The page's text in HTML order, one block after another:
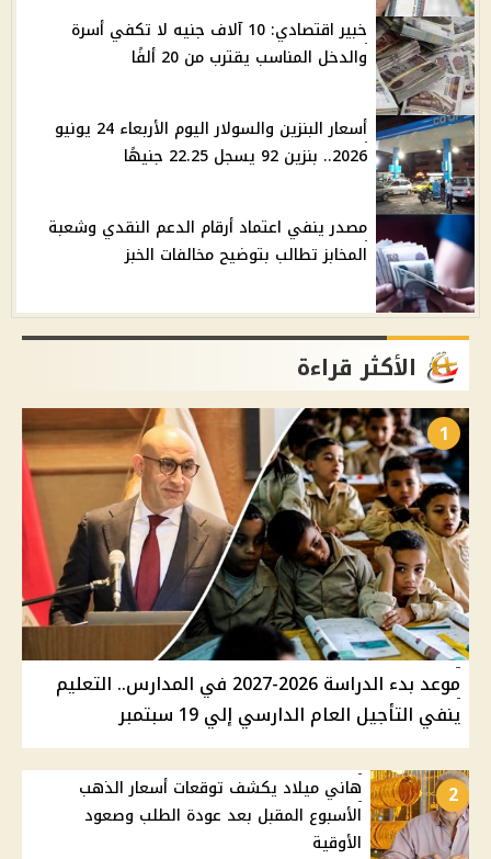
خبير اقتصادي: 10 آلاف جنيه لا تكفي أسرة
والدخل المناسب يقترب من 20 ألفًا
أسعار البنزين والسولار اليوم الأربعاء 24 يونيو
2026.. بنزين 92 يسجل 22.25 جنيهًا
مصدر ينفي اعتماد أرقام الدعم النقدي وشعبة
المخابز تطالب بتوضيح مخالفات الخبز
الأكثر قراءة
1
موعد بدء الدراسة 2026-2027 في المدارس.. التعليم
ينفي التأجيل العام الدارسي إلي 19 سبتمبر
2
هاني ميلاد يكشف توقعات أسعار الذهب
الأسبوع المقبل بعد عودة الطلب وصعود
الأوقية